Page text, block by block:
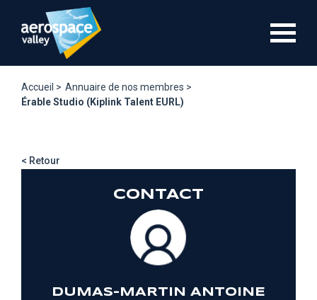
contenu
Accueil > Annuaire de nos membres >
Érable Studio (Kiplink Talent EURL)
< Retour
CONTACT
DUMAS-MARTIN ANTOINE